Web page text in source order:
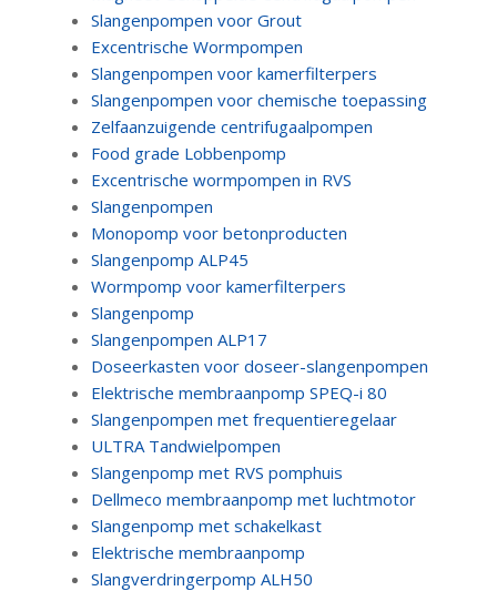
Slangenpompen voor Grout
Excentrische Wormpompen
Slangenpompen voor kamerfilterpers
Slangenpompen voor chemische toepassing
Zelfaanzuigende centrifugaalpompen
Food grade Lobbenpomp
Excentrische wormpompen in RVS
Slangenpompen
Monopomp voor betonproducten
Slangenpomp ALP45
Wormpomp voor kamerfilterpers
Slangenpomp
Slangenpompen ALP17
Doseerkasten voor doseer-slangenpompen
Elektrische membraanpomp SPEQ-i 80
Slangenpompen met frequentieregelaar
ULTRA Tandwielpompen
Slangenpomp met RVS pomphuis
Dellmeco membraanpomp met luchtmotor
Slangenpomp met schakelkast
Elektrische membraanpomp
Slangverdringerpomp ALH50